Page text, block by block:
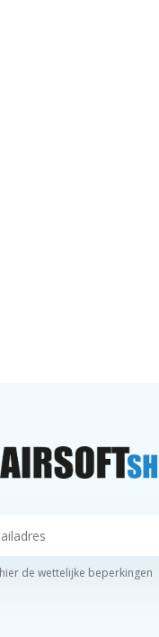
de wettelijke beperkingen